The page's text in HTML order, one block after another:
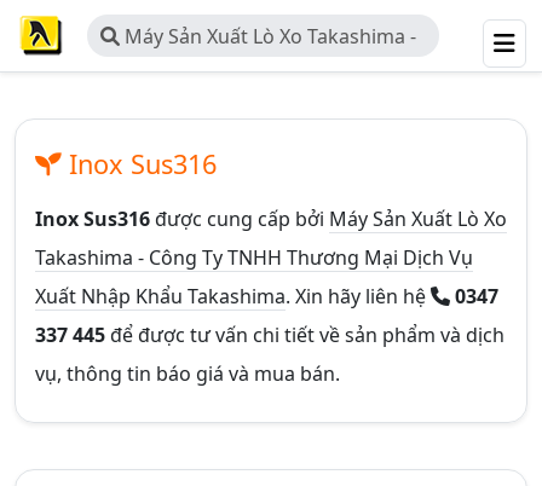
Máy Sản Xuất Lò Xo Takashima -
Công Ty TNHH Thương Mại Dịch Vụ
Inox Sus316
Inox Sus316được cung cấp bởi Máy Sản Xuất Lò Xo
Takashima - Công Ty TNHH Thương Mại Dịch Vụ
Xuất Nhập Khẩu Takashima. Xin hãy liên hệ
0347
337 445để được tư vấn chi tiết về sản phẩm và dịch
vụ, thông tin báo giá và mua bán.